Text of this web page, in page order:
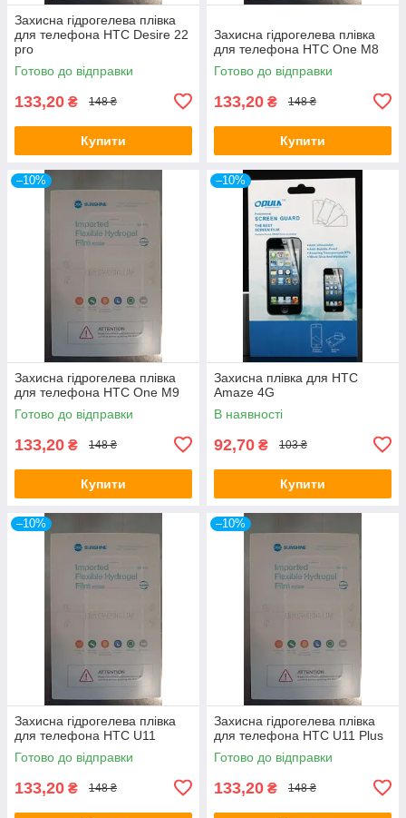
Захисна гідрогелева плівка
для телефона HTC Desire 22
pro
Готово до відправки
133,20 ₴ 148 ₴
Купити
Захисна гідрогелева плівка
для телефона HTC One M8
Готово до відправки
133,20 ₴ 148 ₴
Купити
–10%
Захисна гідрогелева плівка
для телефона HTC One M9
Готово до відправки
133,20 ₴ 148 ₴
Купити
–10%
Захисна плівка для HTC
Amaze 4G
В наявності
92,70 ₴ 103 ₴
Купити
–10%
Захисна гідрогелева плівка
для телефона HTC U11
Готово до відправки
133,20 ₴ 148 ₴
–10%
Захисна гідрогелева плівка
для телефона HTC U11 Plus
Готово до відправки
133,20 ₴ 148 ₴